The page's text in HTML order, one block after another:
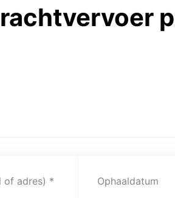
of adres) Ophaaldatum